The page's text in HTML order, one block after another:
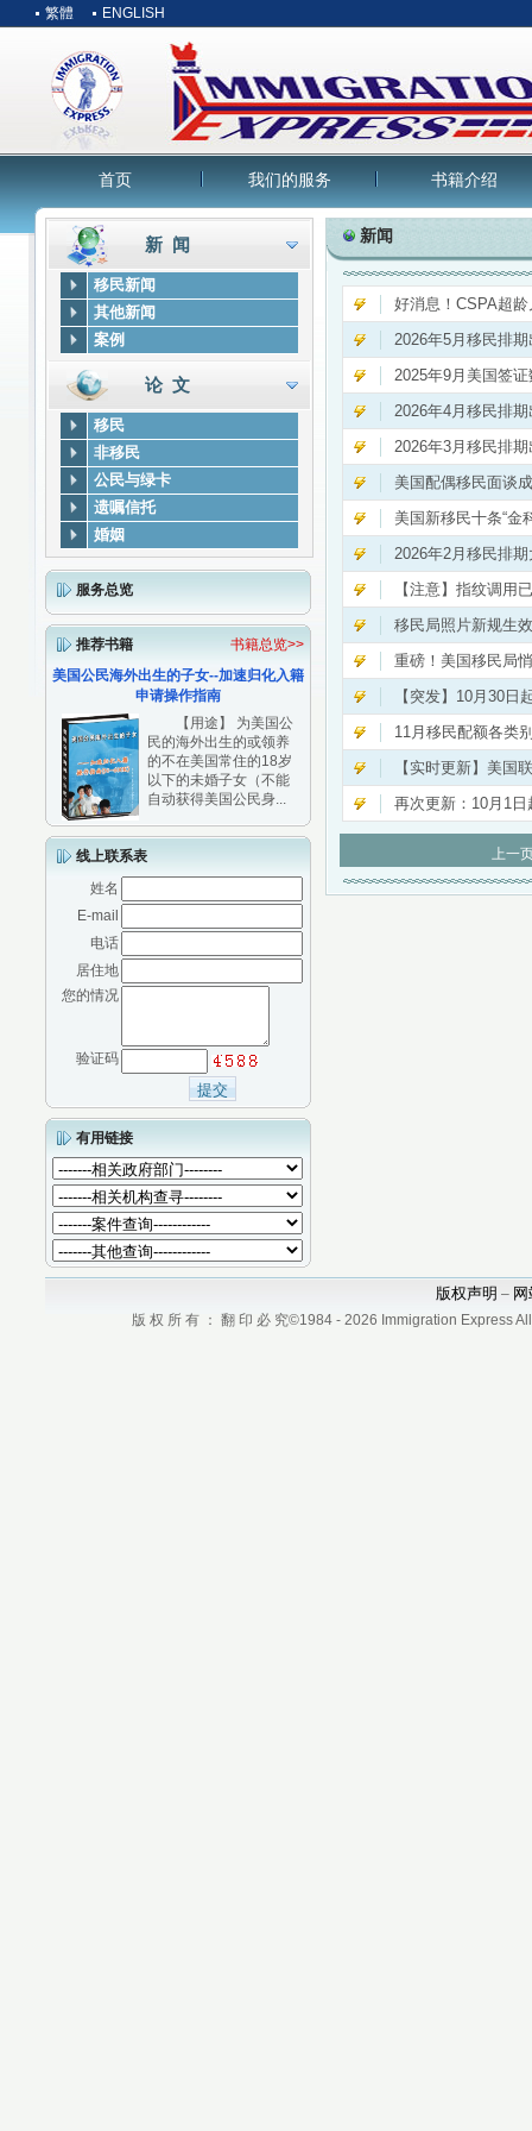
繁體 ENGLISH
首页 我们的服务 书籍介绍
新 闻
移民新闻
其他新闻
案例
论 文
移民
非移民
公民与绿卡
遗嘱信托
婚姻
服务总览
推荐书籍
书籍总览>>
美国公民海外出生的子女--加速归化入籍
申请操作指南
【用途】 为美国公
民的海外出生的或领养
的不在美国常住的18岁
以下的未婚子女（不能
自动获得美国公民身...
线上联系表
姓名
E-mail
电话
居住地
您的情况
验证码
有用链接
新闻
好消息！CSPA超
2026年5月移民排
2025年9月美国签
2026年4月移民排
2026年3月移民排
美国配偶移民面谈
美国新移民十条“金
2026年2月移民排
【注意】指纹调用
移民局照片新规生
重磅！美国移民局
【突发】10月30日
11月移民配额各类
【实时更新】美国
再次更新：10月1
上一
版权声明 –
版 权 所 有 ： 翻 印 必 究©1984 - 2026 Immigration Express